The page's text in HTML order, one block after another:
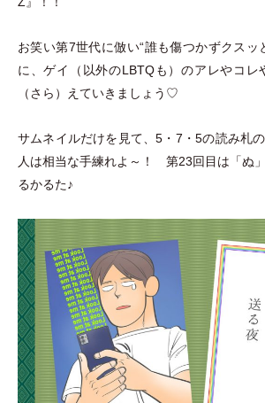
お笑い第7世代に倣い“誰も傷つかずクスッ
に、ゲイ
（ 以外のLBTQも ）のアレやコレ
（さら ） えていきましょう♡
サムネイルだけを見て、5 ・ 7 ・5の読み札
人は相当な手練れよ～！ 第23回目は 「ぬ 」
るかるた♪